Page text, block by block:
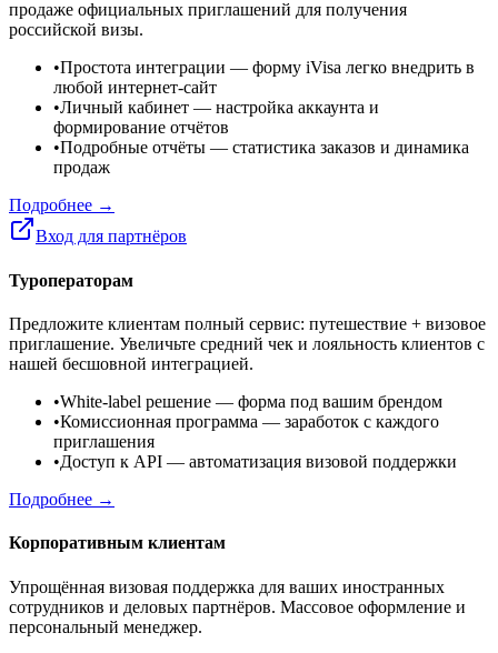
продаже официальных приглашений для получения
российской визы.
•Простота интеграции — форму iVisa легко внедрить в
любой интернет-сайт
•Личный кабинет — настройка аккаунта и
формирование отчётов
•Подробные отчёты — статистика заказов и динамика
продаж
Подробнее →
Вход для партнёров
Туроператорам
Предложите клиентам полный сервис: путешествие + визовое
приглашение. Увеличьте средний чек и лояльность клиентов с
нашей бесшовной интеграцией.
•White-label решение — форма под вашим брендом
•Комиссионная программа — заработок с каждого
приглашения
•Доступ к API — автоматизация визовой поддержки
Подробнее →
Корпоративным клиентам
Упрощённая визовая поддержка для ваших иностранных
сотрудников и деловых партнёров. Массовое оформление и
персональный менеджер.